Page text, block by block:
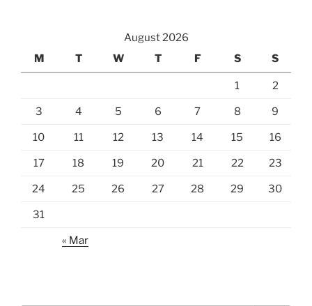
August 2026
M
T W T F S S
1 2
3 4 5 6 7 8 9
10 11 12 13 14 15 16
17 18 19 20 21 22 23
24 25 26 27 28 29 30
31
« Mar